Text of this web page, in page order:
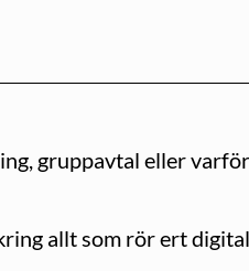
gruppavtal eller
allt som rör ert